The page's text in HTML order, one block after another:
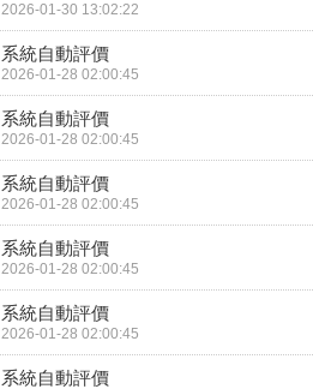
2026-01-30 13:02:22
系統自動評價
2026-01-28 02:00:45
系統自動評價
2026-01-28 02:00:45
系統自動評價
2026-01-28 02:00:45
系統自動評價
2026-01-28 02:00:45
系統自動評價
2026-01-28 02:00:45
系統自動評價